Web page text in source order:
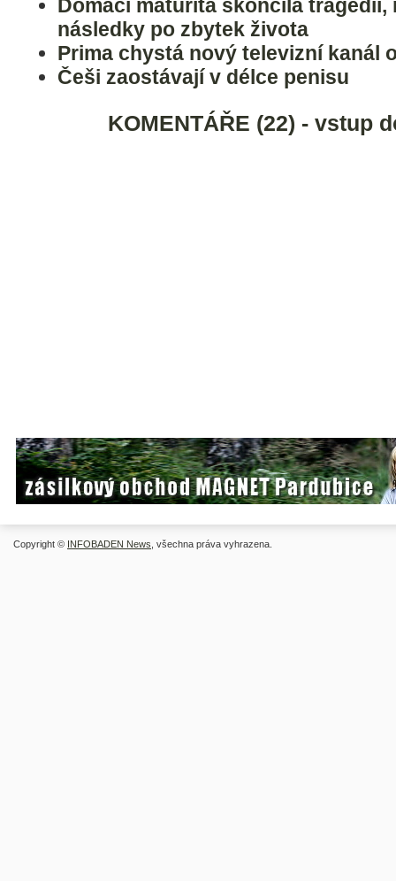
Domácí maturita skončila tragédií,
následky po zbytek života
Prima chystá nový televizní kanál
Češi zaostávají v délce penisu
KOMENTÁŘE (22) - vstup
Copyright © INFOBADEN News , všechna práva vyhrazena.